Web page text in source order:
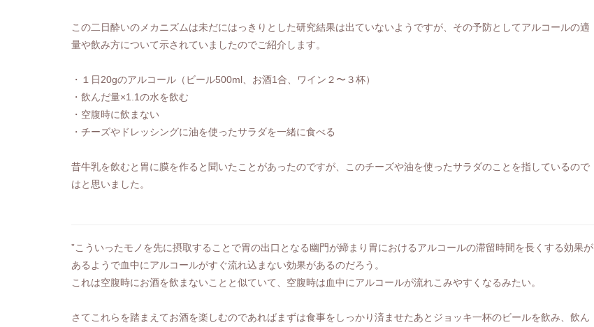
この二日酔いのメカニズムは未だにはっきりとした研究結果は出ていないようですが、その予防としてアルコールの適
量や飲み方について示されていましたのでご紹介します。
・１日20gのアルコール（ビール500ml、お酒1合、ワイン２〜３杯）
・飲んだ量×1.1の水を飲む
・空腹時に飲まない
・チーズやドレッシングに油を使ったサラダを一緒に食べる
昔牛乳を飲むと胃に膜を作ると聞いたことがあったのですが、このチーズや油を使ったサラダのことを指しているので
はと思いました。
”こういったモノを先に摂取することで胃の出口となる幽門が締まり胃におけるアルコールの滞留時間を長くする効果が
あるようで血中にアルコールがすぐ流れ込まない効果があるのだろう。
これは空腹時にお酒を飲まないことと似ていて、空腹時は血中にアルコールが流れこみやすくなるみたい。
さてこれらを踏まえてお酒を楽しむのであればまずは食事をしっかり済ませたあとジョッキ一杯のビールを飲み、飲ん